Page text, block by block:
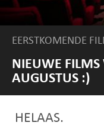
EERSTKOMENDE
NIEUWE FILMS
AUGUSTUS :)
HELAAS.